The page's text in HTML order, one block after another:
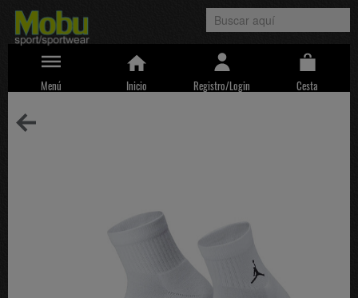
Menú Inicio Registro/Login Cesta